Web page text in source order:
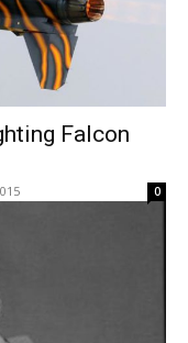
Falcon
0